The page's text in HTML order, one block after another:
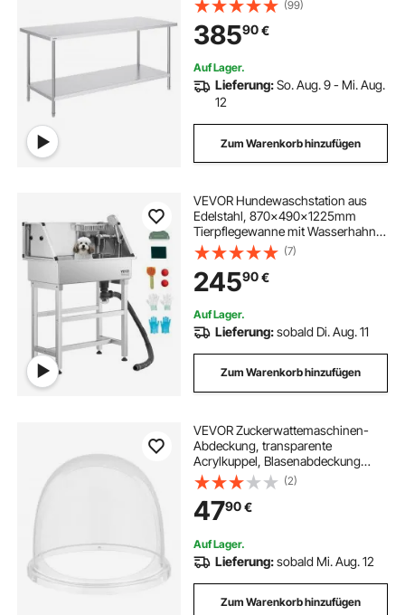
Küche, Garage, Restaurant,
Hinterhof 762 x 1829 x 864 mm
(99)
38590€
Auf Lager.
Lieferung:So. Aug. 9 - Mi. Aug.
12
Zum Warenkorb hinzufügen
VEVOR Hundewaschstation aus
Edelstahl, 870x490x1225mm
Tierpflegewanne mit Wasserhahn,
Duschkopf, Seifenhalter &
Spielbällen, Hundebadewanne für
mehrere Haustiere, Waschbecken
für zu Hause
(7)
24590€
Auf Lager.
Lieferung:sobald Di. Aug. 11
Zum Warenkorb hinzufügen
VEVOR Zuckerwattemaschinen-
Abdeckung, transparente
Acrylkuppel, Blasenabdeckung
kompatibel mit 15 Zoll
Zuckerwattemaschinen-Schüssel
für Partys Geschäfte Bodenrillen-
Design
(2)
4790€
Auf Lager.
Lieferung:sobald Mi. Aug. 12
Zum Warenkorb hinzufügen